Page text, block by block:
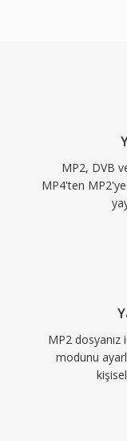
yayın
altında zarif
zincirlerine
ve Avrupa
düzenleyici
MP2, DVB
MP4'ten
MP2 dosyanız
modunu